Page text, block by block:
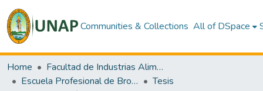
Communities & Collections All of DSpace
Home
Facultad de Industrias Alimentarias
Escuela Profesional de Bromatología y Nutrición Humana
Tesis